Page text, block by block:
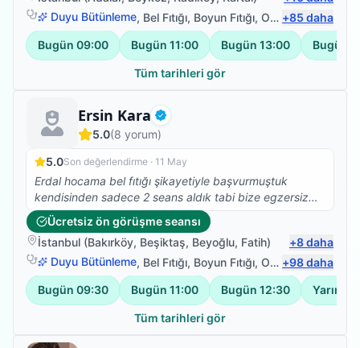
teşekkür ederiz. 🙏🙏🙏
Duyu Bütünleme, Bel Fıtığı, Boyun Fıtığı, Omuz Bağ Yaralanması +85 daha
Bugün 09:00 Bugün 11:00 Bugün 13:00 Bugün
Tüm tarihleri gör
Ersin Kara Doğrulanmış
Fizyoterapist
5.0(8 yorum)
5.0Son değerlendirme · 11 May
Erdal hocama bel fıtığı şikayetiyle başvurmuştuk
kendisinden sadece 2 seans aldık tabi bize egzersiz
programı yazdı ve uymamızı istedi kendisi çok güler
yüzlü ve maddiyatı ikinci planda tutan birisi kendisine
buradan selam olsun egzersizlere devam :)
Ücretsiz ön görüşme seansı
İstanbul (Bakırköy, Beşiktaş, Beyoğlu, Fatih) +8daha
Duyu Bütünleme, Bel Fıtığı, Boyun Fıtığı, Omuz Bağ Yaralanması +98daha
Bugün 09:30 Bugün 11:00 Bugün 12:30 Yarın
Tüm tarihleri gör